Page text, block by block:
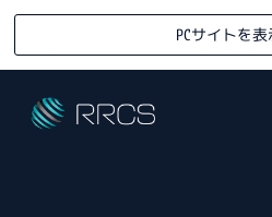
PCサイトを